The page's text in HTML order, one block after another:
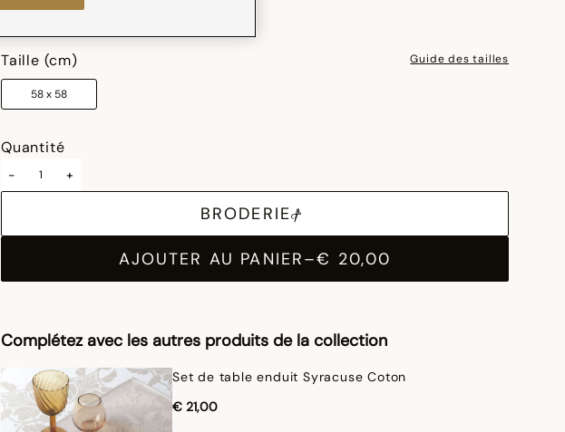
Taille (cm) Guide des tailles
58 x 58
Quantité
- +
BRODERIE
AJOUTER AU PANIER–€ 20,00
Complétez avec les autres produits de la collection
Set de table enduit Syracuse Coton
€ 21,00